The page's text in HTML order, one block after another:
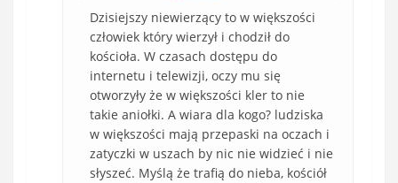
Dzisiejszy niewierzący to w większości
człowiek który wierzył i chodził do
kościoła. W czasach dostępu do
internetu i telewizji, oczy mu się
otworzyły że w większości kler to nie
takie aniołki. A wiara dla kogo? ludziska
w większości mają przepaski na oczach i
zatyczki w uszach by nic nie widzieć i nie
słyszeć. Myślą że trafią do nieba, kościół